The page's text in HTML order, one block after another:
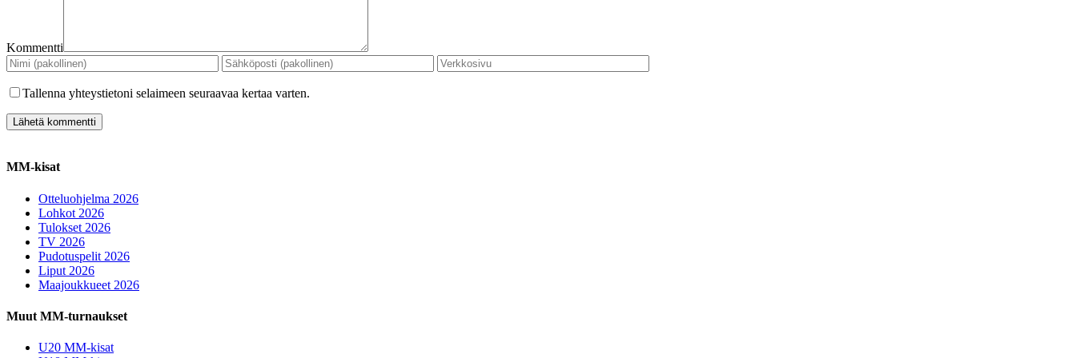
Kommentti
Tallenna yhteystietoni selaimeen seuraavaa kertaa varten.
MM-kisat
Otteluohjelma 2026
Lohkot 2026
Tulokset 2026
TV 2026
Pudotuspelit 2026
Liput 2026
Maajoukkueet 2026
Muut MM-turnaukset
U20 MM-kisat